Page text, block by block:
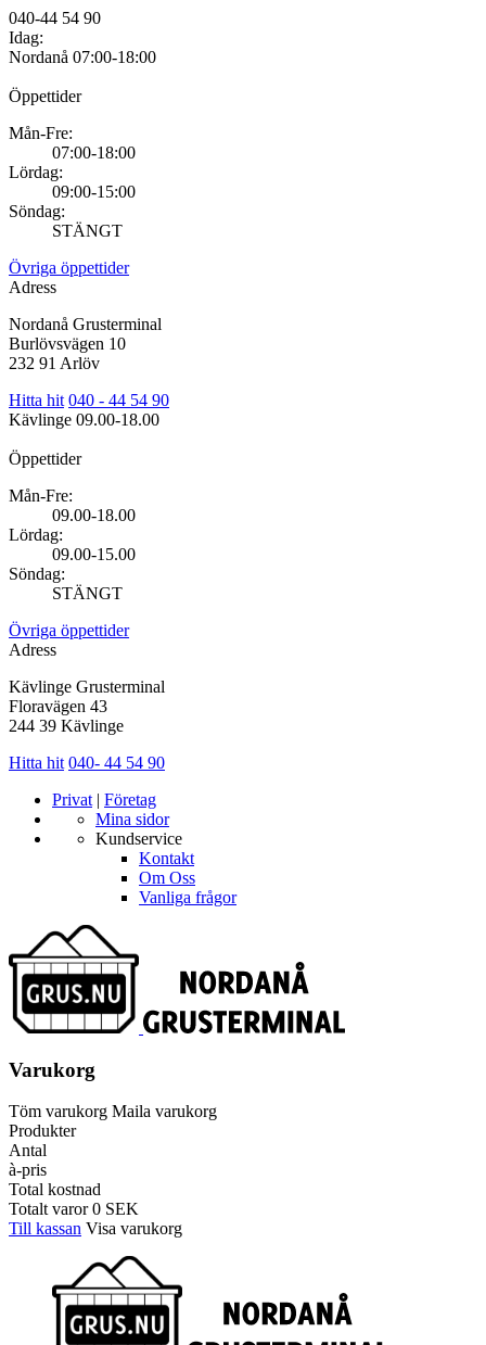
040-44 54 90
Idag:
Nordanå 07:00-18:00
Öppettider
Mån-Fre:
07:00-18:00
Lördag:
09:00-15:00
Söndag:
STÄNGT
Övriga öppettider
Adress
Nordanå Grusterminal
Burlövsvägen 10
232 91 Arlöv
Hitta hit 040 - 44 54 90
Kävlinge 09.00-18.00
Öppettider
Mån-Fre:
09.00-18.00
Lördag:
09.00-15.00
Söndag:
STÄNGT
Övriga öppettider
Adress
Kävlinge Grusterminal
Floravägen 43
244 39 Kävlinge
Hitta hit 040- 44 54 90
Privat | Företag
Mina sidor
Kundservice
Kontakt
Om Oss
Vanliga frågor
Varukorg
Töm varukorg Maila varukorg
Produkter
Antal
à-pris
Total kostnad
Totalt varor0 SEK
Till kassan Visa varukorg